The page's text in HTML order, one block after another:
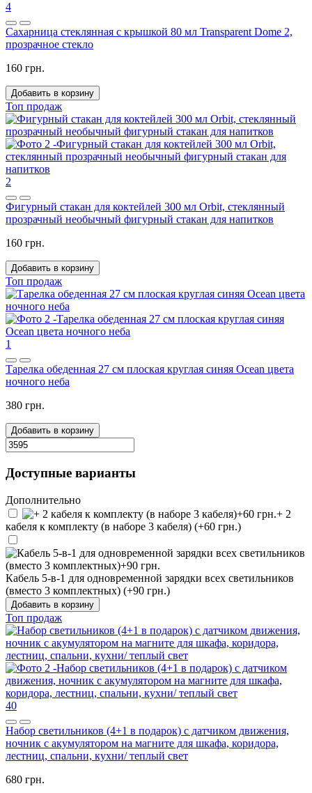
4
Сахарница стеклянная с крышкой 80 мл Transparent Dome 2,
прозрачное стекло
160 грн.
Добавить в корзину
Топ продаж
2
Фигурный стакан для коктейлей 300 мл Orbit, стеклянный
прозрачный необычный фигурный стакан для напитков
160 грн.
Добавить в корзину
Топ продаж
1
Тарелка обеденная 27 см плоская круглая синяя Ocean цвета
ночного неба
380 грн.
Добавить в корзину
Доступные варианты
Дополнительно
+ 2
кабеля к комплекту (в наборе 3 кабеля) (+60 грн.)
Кабель 5-в-1 для одновременной зарядки всех светильников
(вместо 3 комплектных) (+90 грн.)
Добавить в корзину
Топ продаж
40
Набор светильников (4+1 в подарок) с датчиком движения,
ночник с акумулятором на магните для шкафа, коридора,
лестниц, спальни, кухни/ теплый свет
680 грн.